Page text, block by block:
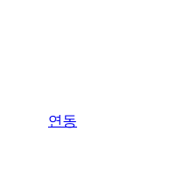
연동